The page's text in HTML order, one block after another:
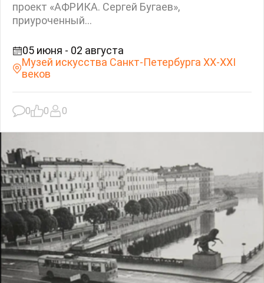
проект «АФРИКА. Сергей Бугаев»,
приуроченный...
05 июня - 02 августа
Музей искусства Санкт-Петербурга XX-XXI
веков
0 0 0